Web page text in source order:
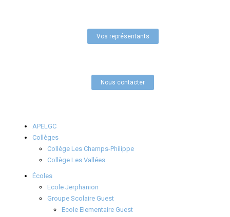
Vos représentants
Nous contacter
APELGC
Collèges
Collège Les Champs-Philippe
Collège Les Vallées
Écoles
Ecole Jerphanion
Groupe Scolaire Guest
Ecole Elementaire Guest